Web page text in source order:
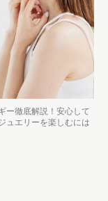
ー徹底解説！安心して
ュエリーを楽しむには